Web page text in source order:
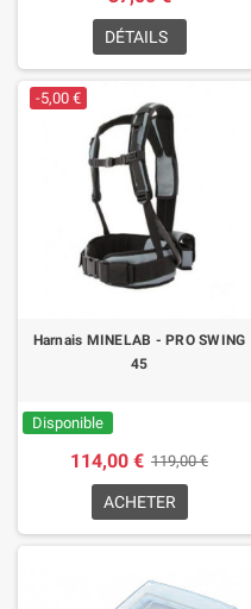
DÉTAILS
-5,00 €
Harnais MINELAB - PRO SWING
45
Disponible
114,00 € 119,00 €
ACHETER